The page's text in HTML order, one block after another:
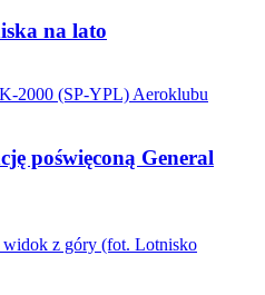
na lato
poświęconą General